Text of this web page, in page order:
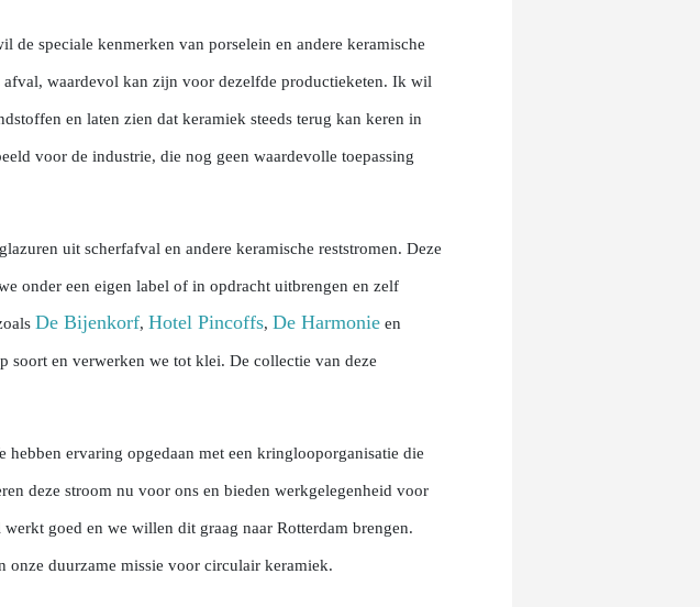
speciale kenmerken van porselein en andere keramische
afval, waardevol kan zijn voor dezelfde productieketen. Ik wil
en laten zien dat keramiek steeds terug kan keren in
voor de industrie, die nog geen waardevolle toepassing
uit scherfafval en andere keramische reststromen. Deze
onder een eigen label of in opdracht uitbrengen en zelf
De Bijenkorf, Hotel Pincoffs, De Harmonieen
soort en verwerken we tot klei. De collectie van deze
ervaring opgedaan met een kringlooporganisatie die
deze stroom nu voor ons en bieden werkgelegenheid voor
goed en we willen dit graag naar Rotterdam brengen.
onze duurzame missie voor circulair keramiek.